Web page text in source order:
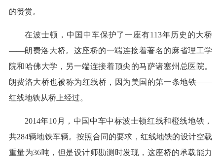
的赞赏。
在波士顿，中国中车保护了一座有113年历史的大桥
——朗费洛大桥。这座桥的一端连接着著名的麻省理工学
院和哈佛大学，另一端连接着顶尖的马萨诸塞州总医院。
朗费洛大桥也被称为红线桥，因为美国的第一条地铁——
红线地铁从桥上经过。
2014年10月，中国中车中标波士顿红线和橙线地铁，
共284辆地铁车辆。按照合同的要求，红线地铁的设计空载
重量为36吨，但是设计师勘测时发现，这座桥的承载能力